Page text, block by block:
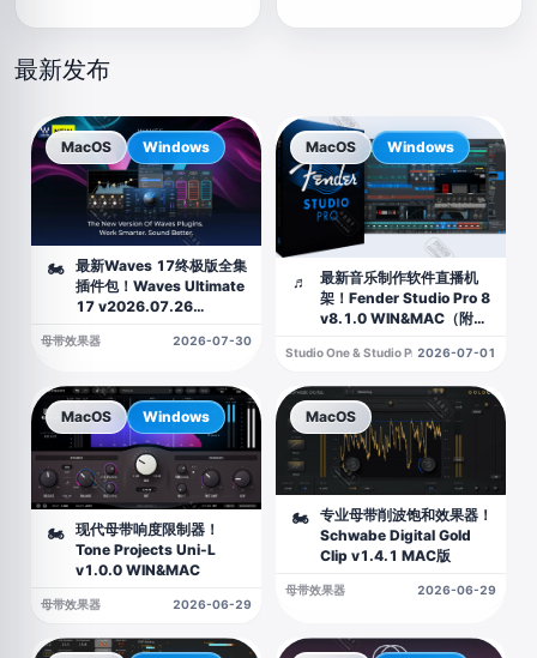
最新发布
🏍
最新Waves 17终极版全集
插件包！Waves Ultimate
17 v2026.07.26
更新带新混响版本）
母带效果器 2026-07-30
MacOS Windows
♬
最新音乐制作软件直播机
架！Fender Studio Pro 8
v8.1.0 WIN&MAC（附安
Studio One & Studio Pro2026-07-01
MacOS Windows
🏍
现代母带响度限制器！
Tone Projects Uni-L
v1.0.0 WIN&MAC
母带效果器 2026-06-29
MacOS Windows
🏍
专业母带削波饱和效果器！
Schwabe Digital Gold
Clip v1.4.1 MAC版
母带效果器 2026-06-29
MacOS